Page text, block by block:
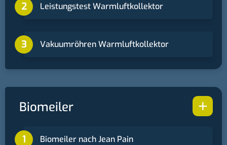
Leistungstest Warmluftkollektor
Vakuumröhren Warmluftkollektor
+
Biomeiler
Biomeiler nach Jean Pain